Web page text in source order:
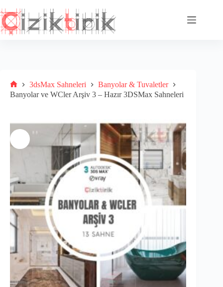
to
content
Home
3dsMax Sahneleri
Banyolar & Tuvaletler
Banyolar ve WCler Arşiv 3 – Hazır 3DSMax Sahneleri